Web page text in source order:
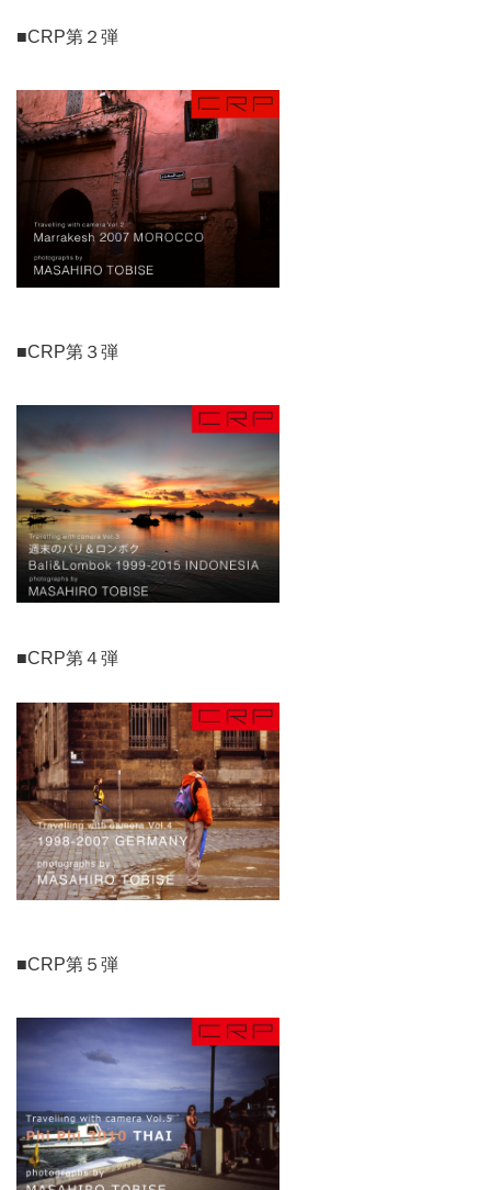
■CRP第２弾
■CRP第３弾
■CRP第４弾
■CRP第５弾